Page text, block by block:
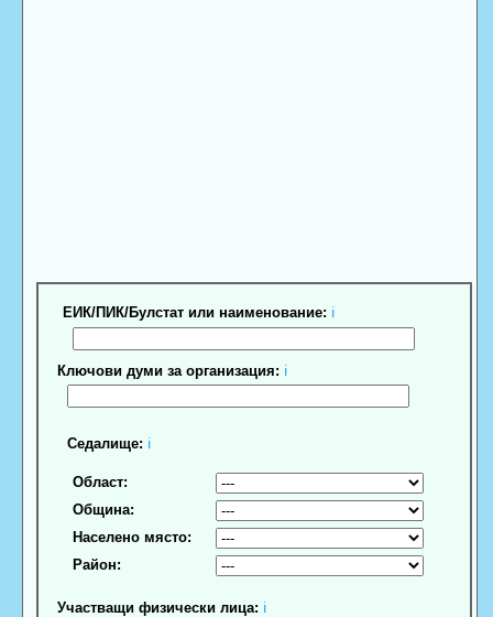
ЕИК/ПИК/Булстат или наименование: ℹ
Ключови думи за организация: ℹ
Седалище: ℹ
Област:
Община:
Населено място:
Район:
Участващи физически лица: ℹ